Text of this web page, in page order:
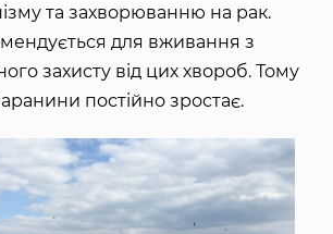
та захворюванню на рак.
для вживання з
захисту від цих хвороб. Тому
постійно зростає.